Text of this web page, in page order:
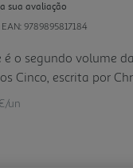
sua avaliação
9789895817184
é o segundo volume
Cinco, escrita por
os temas dos
un